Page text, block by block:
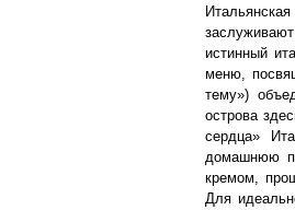
истинный
меню,
тему»)
острова
сердца»
домашнюю
кремом,
Для